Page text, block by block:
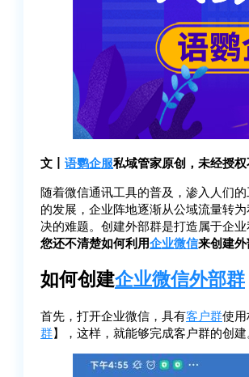
文丨 语鹦企服私域管家原创，未经授
随着微信通讯工具的普及，渗入人们的
的发展，企业阵地逐渐从公域流量转
决的难题。创建外部群是打造属于企
您还不清楚如何利用企业微信来创建
如何创建企业微信外部群
首先，打开企业微信，具有客户群使
群】，这样，就能够完成客户群的创建